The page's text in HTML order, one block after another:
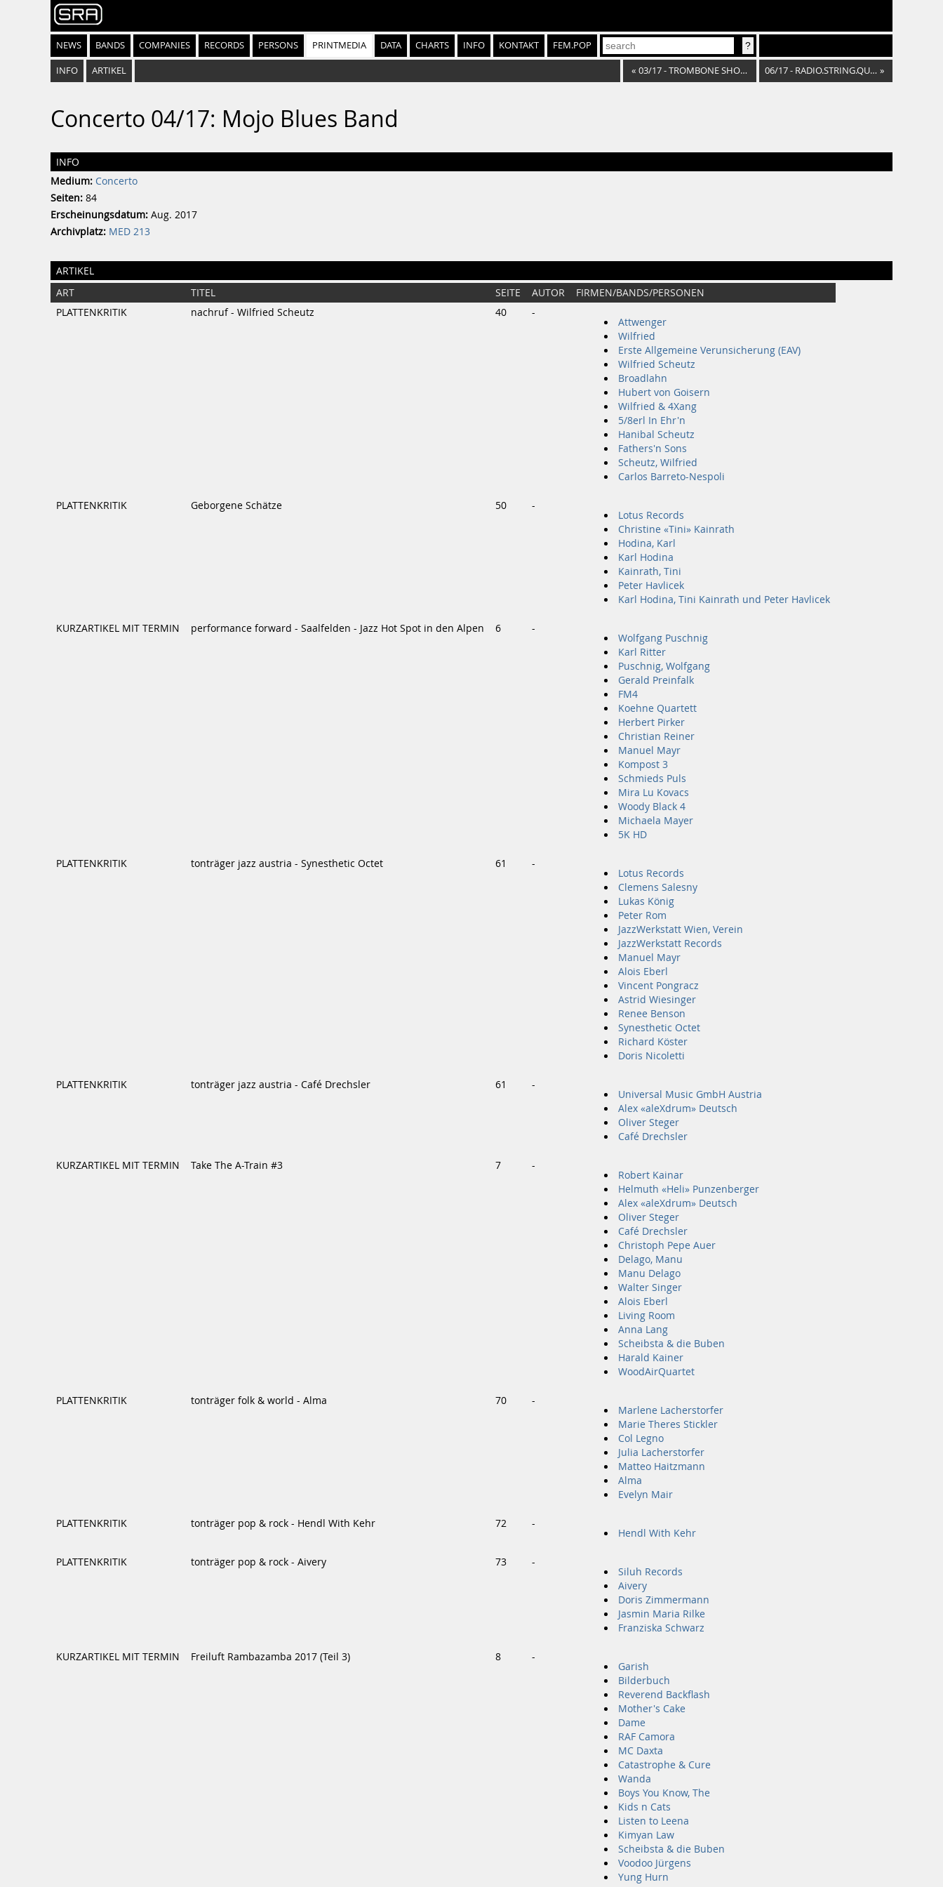
NEWS BANDS COMPANIES RECORDS PERSONS PRINTMEDIA DATA CHARTS INFO KONTAKT FEM.POP
INFO ARTIKEL « 03/17 - TROMBONE SHORTY 06/17 - RADIO.STRING.QUARTET »
Concerto 04/17: Mojo Blues Band
INFO
Medium: Concerto
Seiten: 84
Erscheinungsdatum: Aug. 2017
Archivplatz: MED 213
ARTIKEL
ART TITEL SEITE AUTOR
FIRMEN/BANDS/PERSONEN
PLATTENKRITIK
nachruf - Wilfried Scheutz 40 -
Attwenger
Wilfried
Erste Allgemeine Verunsicherung (EAV)
Wilfried Scheutz
Broadlahn
Hubert von Goisern
Wilfried & 4Xang
5/8erl In Ehr'n
Hanibal Scheutz
Fathers'n Sons
Scheutz, Wilfried
Carlos Barreto-Nespoli
PLATTENKRITIK Geborgene Schätze 50 -
Lotus Records
Christine «Tini» Kainrath
Hodina, Karl
Karl Hodina
Kainrath, Tini
Peter Havlicek
Karl Hodina, Tini Kainrath und Peter Havlicek
KURZARTIKEL MIT TERMIN performance forward - Saalfelden - Jazz Hot Spot in den Alpen 6 -
Wolfgang Puschnig
Karl Ritter
Puschnig, Wolfgang
Gerald Preinfalk
FM4
Koehne Quartett
Herbert Pirker
Christian Reiner
Manuel Mayr
Kompost 3
Schmieds Puls
Mira Lu Kovacs
Woody Black 4
Michaela Mayer
5K HD
PLATTENKRITIK tonträger jazz austria - Synesthetic Octet 61 -
Lotus Records
Clemens Salesny
Lukas König
Peter Rom
JazzWerkstatt Wien, Verein
JazzWerkstatt Records
Manuel Mayr
Alois Eberl
Vincent Pongracz
Astrid Wiesinger
Renee Benson
Synesthetic Octet
Richard Köster
Doris Nicoletti
PLATTENKRITIK tonträger jazz austria - Café Drechsler 61 -
Universal Music GmbH Austria
Alex «aleXdrum» Deutsch
Oliver Steger
Café Drechsler
KURZARTIKEL MIT TERMIN Take The A-Train #3 7 -
Robert Kainar
Helmuth «Heli» Punzenberger
Alex «aleXdrum» Deutsch
Oliver Steger
Café Drechsler
Christoph Pepe Auer
Delago, Manu
Manu Delago
Walter Singer
Alois Eberl
Living Room
Anna Lang
Scheibsta & die Buben
Harald Kainer
WoodAirQuartet
PLATTENKRITIK tonträger folk & world - Alma 70 -
Marlene Lacherstorfer
Marie Theres Stickler
Col Legno
Julia Lacherstorfer
Matteo Haitzmann
Alma
Evelyn Mair
PLATTENKRITIK tonträger pop & rock - Hendl With Kehr 72 -
Hendl With Kehr
PLATTENKRITIK tonträger pop & rock - Aivery 73 -
Siluh Records
Aivery
Doris Zimmermann
Jasmin Maria Rilke
Franziska Schwarz
KURZARTIKEL MIT TERMIN Freiluft Rambazamba 2017 (Teil 3) 8 -
Garish
Bilderbuch
Reverend Backflash
Mother's Cake
Dame
RAF Camora
MC Daxta
Catastrophe & Cure
Wanda
Boys You Know, The
Kids n Cats
Listen to Leena
Kimyan Law
Scheibsta & die Buben
Voodoo Jürgens
Yung Hurn